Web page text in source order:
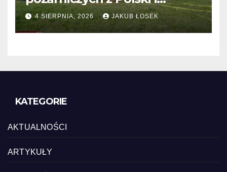
Niemiec w regionie
4 SIERPNIA, 2026 JAKUB ŁOSEK
KATEGORIE
AKTUALNOŚCI
ARTYKUŁY